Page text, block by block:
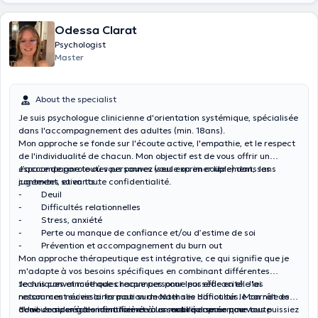
Odessa Clarat
Psychologist
Master
About the specialist
Je suis psychologue clinicienne d'orientation systémique, spécialisée
dans l'accompagnement des adultes (min. 18ans).
Mon approche se fonde sur l'écoute active, l'empathie, et le respect
de l'individualité de chacun. Mon objectif est de vous offrir un
espace de parole où vous pouvez vous exprimer librement, sans
jugement, et en toute confidentialité.
J’accompagne toutes personnes (seule ou en couple) dans les
contextes suivants :
- Deuil
- Difficultés relationnelles
- Stress, anxiété
- Perte ou manque de confiance et/ou d’estime de soi
- Prévention et accompagnement du burn out
Mon approche thérapeutique est intégrative, ce qui signifie que je
m'adapte à vos besoins spécifiques en combinant différentes
techniques et méthodes reconnues pour leur efficacité. J'ai
notamment suivie la formation de Nathalie Hanot sur le carnet de
deuil. Je suis également formée à un outil qui se nomme
Je suis convaincue que chaque personne possède en elle les
ressources nécessaires pour surmonter ses difficultés. Mon rôle est
de vous aider à les identifier et à les mobiliser pour que vous puissiez
*Une compensation financière vous sera réclamée pour toute